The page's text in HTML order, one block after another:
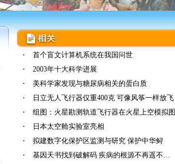
首个盲文计算机系统在我国问世
2003年十大科学进展
美科学家发现与糖尿病相关的蛋白质
日立无人飞行器仅重400克 可像风筝一样放飞
组图：火星勘测轨道飞行器在火星上空模拟图
日本太空舱实验室亮相
拟建数字化保护区监测与研究 保护中华鲟
基因天书找到破解码 疾病的根源不再遥不可及